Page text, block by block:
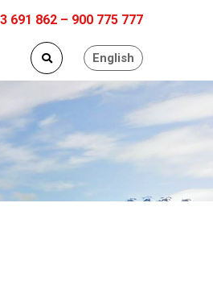
691 862 – 900 775 777
English